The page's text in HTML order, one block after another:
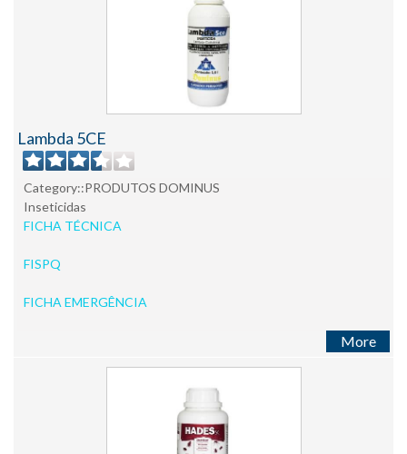
Lambda 5CE
Category::PRODUTOS DOMINUS
Inseticidas
FICHA TÉCNICA
FISPQ
FICHA EMERGÊNCIA
More